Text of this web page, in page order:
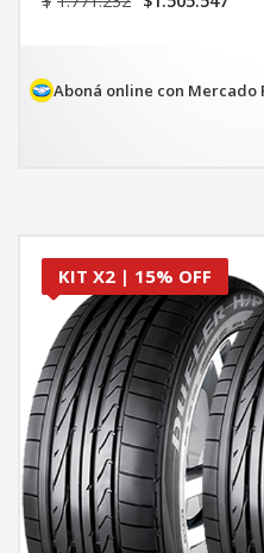
$1.771.232.
Aboná online con Mercado
KIT X2 | 15% OFF